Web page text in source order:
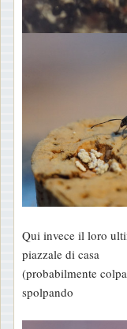
Qui invece il loro
piazzale di casa
(probabilmente
spolpando